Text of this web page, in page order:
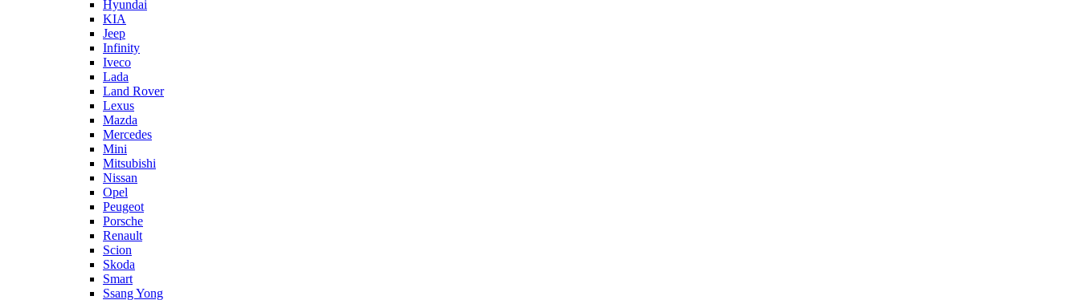
Hyundai
KIA
Jeep
Infinity
Iveco
Lada
Land Rover
Lexus
Mazda
Mercedes
Mini
Mitsubishi
Nissan
Opel
Peugeot
Porsche
Renault
Scion
Skoda
Smart
Ssang Yong